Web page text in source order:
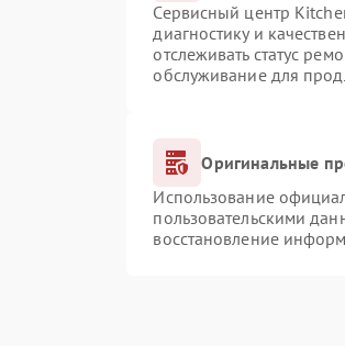
Сервисный центр
диагностику и
отслеживать статус
обслуживание для
Оригинальные
Использование
пользовательскими
восстановление